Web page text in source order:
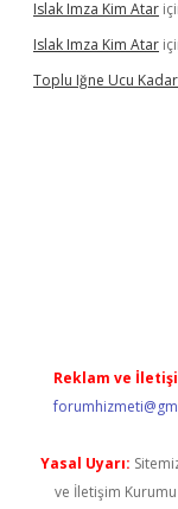
Islak Imza Kim Atar
Islak Imza Kim Atar
Toplu Iğne Ucu
Reklam ve
Yasal Uyarı:
ve İletişim Kurumu